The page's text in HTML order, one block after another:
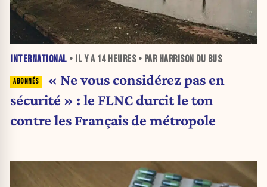
INTERNATIONAL • IL Y A 14 HEURES• PAR HARRISON DU BUS
« Ne vous considérez pas en
sécurité » : le FLNC durcit le ton
contre les Français de métropole